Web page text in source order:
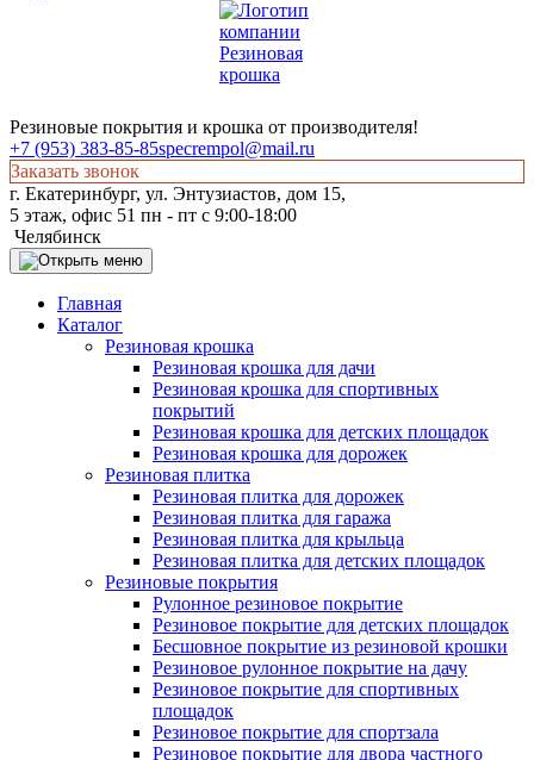
Резиновые покрытия и крошка от производителя!
+7 (953) 383-85-85specrempol@mail.ru
Заказать звонок
г. Екатеринбург, ул. Энтузиастов, дом 15,
5 этаж, офис 51 пн - пт с 9:00-18:00
Челябинск
Главная
Каталог
Резиновая крошка
Резиновая крошка для дачи
Резиновая крошка для спортивных
покрытий
Резиновая крошка для детских площадок
Резиновая крошка для дорожек
Резиновая плитка
Резиновая плитка для дорожек
Резиновая плитка для гаража
Резиновая плитка для крыльца
Резиновая плитка для детских площадок
Резиновые покрытия
Рулонное резиновое покрытие
Резиновое покрытие для детских площадок
Бесшовное покрытие из резиновой крошки
Резиновое рулонное покрытие на дачу
Резиновое покрытие для спортивных
площадок
Резиновое покрытие для спортзала
Резиновое покрытие для двора частного